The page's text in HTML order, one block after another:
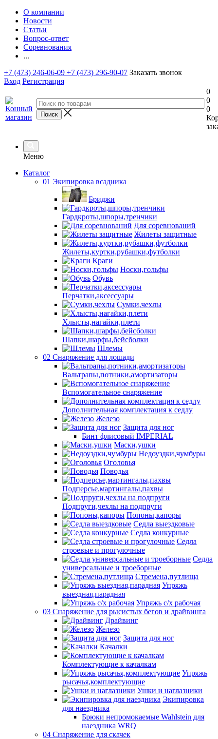
О компании
Новости
Статьи
Вопрос-ответ
Соревнования
...
+7 (473) 246-06-09 +7 (473) 296-90-07 Заказать звонок
Вход Регистрация
0
0
0
Меню
Каталог
01 Экипировка всадника
Бриджи
Гардкроты,шпоры,тренчики
Для соревнований
Жилеты защитные
Жилеты,куртки,рубашки,футболки
Краги
Носки,гольфы
Обувь
Перчатки,аксессуары
Сумки,чехлы
Хлысты,нагайки,плети
Шапки,шарфы,бейсболки
Шлемы
02 Снаряжение для лошади
Вальтрапы,потники,амортизаторы
Вспомогательное снаряжение
Дополнительная комплектация к седлу
Железо
Защита для ног
Бинт флисовый IMPERIAL
Маски,ушки
Недоуздки,чумбуры
Оголовья
Поводья
Подперсье,мартингалы,пахвы
Подпруги,чехлы на подпруги
Попоны,капоры
Седла выездковые
Седла конкурные
Седла
строевые и прогулочные
Седла
универсальные и троеборные
Стремена,путлища
Упряжь
выездная,парадная
Упряжь с/х рабочая
03 Снаряжение для рысистых бегов и драйвинга
Драйвинг
Железо
Защита для ног
Качалки
Комплектующие к качалкам
Упряжь
рысачья,комплектующие
Ушки и наглазники
Экипировка
для наездника
Брюки непромокаемые Wahlstein для
наездника WRQ
04 Снаряжение для скачек